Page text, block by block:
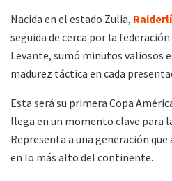
Nacida en el estado Zulia,
seguida de cerca por la
Levante, sumó minutos valiosos
madurez táctica en cada
Esta será su primera Copa
llega en un momento clave para
Representa a una generación que
en lo más alto del continente.